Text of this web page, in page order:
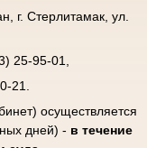
г. Стерлитамак, ул.
25-95-01,
21.
осуществляется
дней) - в течение